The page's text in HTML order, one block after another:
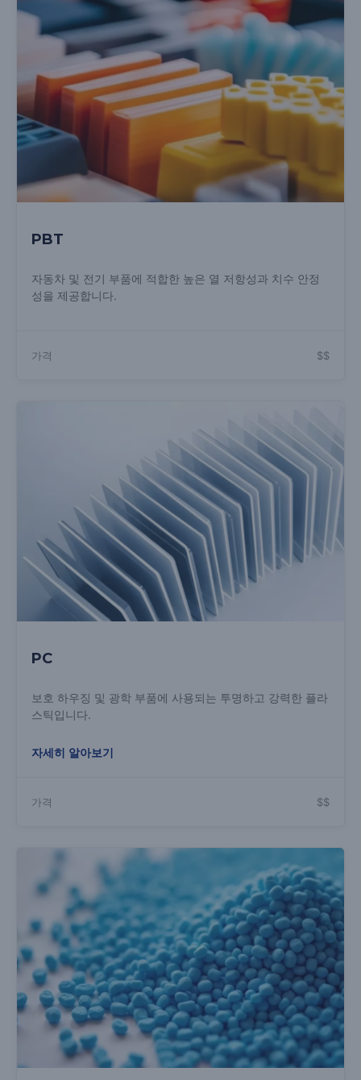
PBT
자동차 및 전기 부품에 적합한 높은 열 저항성과 치수 안정
성을 제공합니다.
가격 $$
PC
보호 하우징 및 광학 부품에 사용되는 투명하고 강력한 플라
스틱입니다.
자세히 알아보기
가격 $$